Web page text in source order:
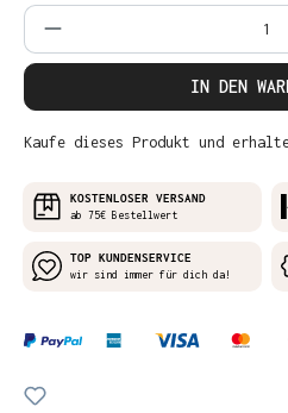
Produkt Anzahl: Gib
IN DEN
Kaufe dieses Produkt und erhalte
KOSTENLOSER VERSAND
ab 75€ Bestellwert
TOP KUNDENSERVICE
wir sind immer für dich da!